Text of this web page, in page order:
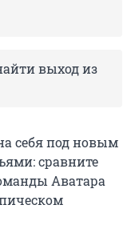
выход из
себя под новым
сравните
Аватара